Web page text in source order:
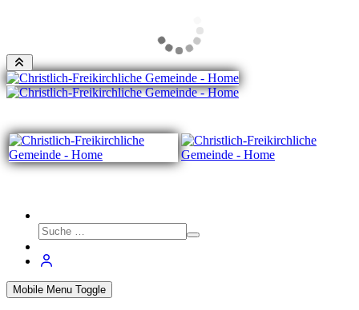
Mobile Menu Toggle